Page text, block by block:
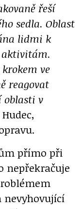
řeší
sedla. Oblast
lidmi k
aktivitám.
ve
reagovat
oblasti v
přímo při
nepřekračuje
nevyhovující